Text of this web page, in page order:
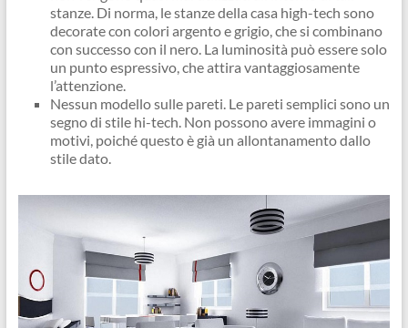
stanze. Di norma, le stanze della casa high-tech sono
decorate con colori argento e grigio, che si combinano
con successo con il nero. La luminosità può essere solo
un punto espressivo, che attira vantaggiosamente
l’attenzione.
Nessun modello sulle pareti. Le pareti semplici sono un
segno di stile hi-tech. Non possono avere immagini o
motivi, poiché questo è già un allontanamento dallo
stile dato.